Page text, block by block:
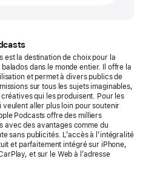
est la destination de choix pour la
dans le monde entier. Il offre la
et permet à divers publics de
sur tous les sujets imaginables,
qui les produisent. Pour les
aller plus loin pour soutenir
Podcasts offre des milliers
avec des avantages comme du
sans publicités. L’accès à l’intégralité
et parfaitement intégré sur iPhone,
et sur le Web à l’adresse